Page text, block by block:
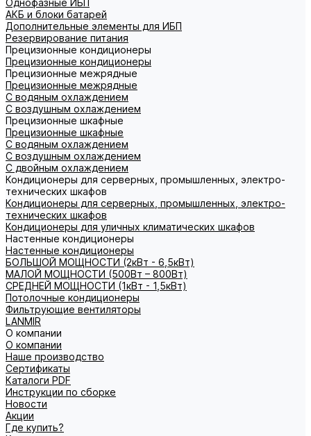
Однофазные ИБП
АКБ и блоки батарей
Дополнительные элементы для ИБП
Резервирование питания
Прецизионные кондиционеры
Прецизионные кондиционеры
Прецизионные межрядные
Прецизионные межрядные
С водяным охлаждением
С воздушным охлаждением
Прецизионные шкафные
Прецизионные шкафные
С водяным охлаждением
С воздушным охлаждением
С двойным охлаждением
Кондиционеры для серверных, промышленных, электро-
технических шкафов
Кондиционеры для серверных, промышленных, электро-
технических шкафов
Кондиционеры для уличных климатических шкафов
Настенные кондиционеры
Настенные кондиционеры
БОЛЬШОЙ МОЩНОСТИ (2кВт - 6,5кВт)
МАЛОЙ МОЩНОСТИ (500Вт – 800Вт)
СРЕДНЕЙ МОЩНОСТИ (1кВт - 1,5кВт)
Потолочные кондиционеры
Фильтрующие вентиляторы
LANMIR
О компании
О компании
Наше производство
Сертификаты
Каталоги PDF
Инструкции по сборке
Новости
Акции
Где купить?